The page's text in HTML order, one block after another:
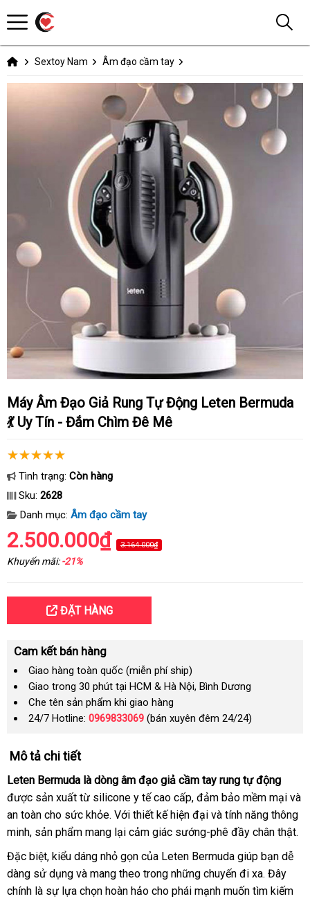
Sextoy Nam Âm đạo cầm tay
Máy Âm Đạo Giả Rung Tự Động Leten Bermuda
💃 Uy Tín - Đắm Chìm Đê Mê
Tình trạng: Còn hàng
Sku: 2628
Danh mục: Âm đạo cầm tay
2.500.000₫ 3.164.000₫
Khuyến mãi:-21%
ĐẶT HÀNG
Cam kết bán hàng
Giao hàng toàn quốc (miễn phí ship)
Giao trong 30 phút tại HCM & Hà Nội, Bình Dương
Che tên sản phẩm khi giao hàng
24/7 Hotline: 0969833069 (bán xuyên đêm 24/24)
Mô tả chi tiết
Leten Bermuda là dòng âm đạo giả cầm tay rung tự động
được sản xuất từ silicone y tế cao cấp, đảm bảo mềm mại và
an toàn cho sức khỏe. Với thiết kế hiện đại và tính năng thông
minh, sản phẩm mang lại cảm giác sướng-phê đầy chân thật.
Đặc biệt, kiểu dáng nhỏ gọn của Leten Bermuda giúp bạn dễ
dàng sử dụng và mang theo trong những chuyến đi xa. Đây
chính là sự lựa chọn hoàn hảo cho phái mạnh muốn tìm kiếm